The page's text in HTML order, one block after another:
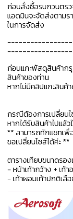
ก่อนสั่งซื้อรบกวนตร
แอดมินจะจัดส่งตามร
ในการจัดส่ง
ก่อนแกะพัสดุสินค้าก
สินค้าของท่าน
หากไม่มีคลิปแกะสินค้
กรณีต้องการเปลี่ยน
หากได้รับสินค้าไปแล้
** สามารถทักแชทเพื่
ขอเปลี่ยนไซส์ได้ค่ะ **
ตารางเทียบขนาดรอ
- หน้าเท้ากว้าง + เท้
- เท้าผอมเท้าปกติเลื